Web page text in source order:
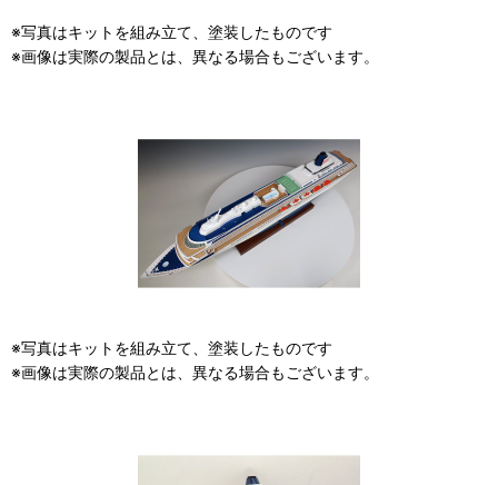
※写真はキットを組み立て、塗装したものです
※画像は実際の製品とは、異なる場合もございます。
※写真はキットを組み立て、塗装したものです
※画像は実際の製品とは、異なる場合もございます。